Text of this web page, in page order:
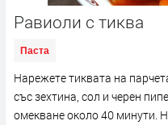
Равиоли с тиква
Паста
Нарежете тиквата на
със зехтина, сол и черен
омекване около 40 минути.